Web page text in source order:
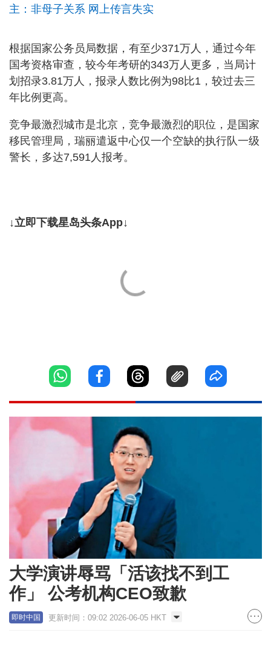
主：非母子关系 网上传言失实
根据国家公务员局数据，有至少371万人，通过今年
国考资格审查，较今年考研的343万人更多，当局计
划招录3.81万人，报录人数比例为98比1，较过去三
年比例更高。
竞争最激烈城市是北京，竞争最激烈的职位，是国家
移民管理局，瑞丽遣返中心仅一个空缺的执行队一级
警长，多达7,591人报考。
↓立即下载星岛头条App↓
大学演讲辱骂「活该找不到工
作」 公考机构CEO致歉
即时中国 更新时间：09:02 2026-06-05 HKT